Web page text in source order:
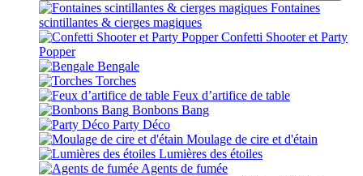
Fontaines
scintillantes & cierges magiques
Confetti Shooter et Party
Popper
Bengale
Torches
Feux d’artifice de table
Bonbons Bang
Party Déco
Moulage de cire et d'étain
Lumières des étoiles
Agents de fumée